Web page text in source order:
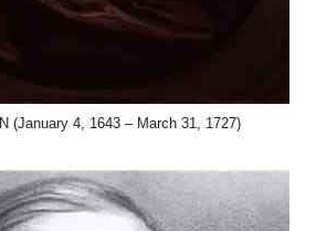
(January 4, 1643 – March 31, 1727)